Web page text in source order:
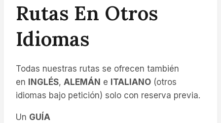
Rutas En Otros
Idiomas
Todas nuestras rutas se ofrecen también
en
INGLÉS, ALEMÁN e ITALIANO (otros
idiomas bajo petición) solo con reserva previa.
Un GUÍA